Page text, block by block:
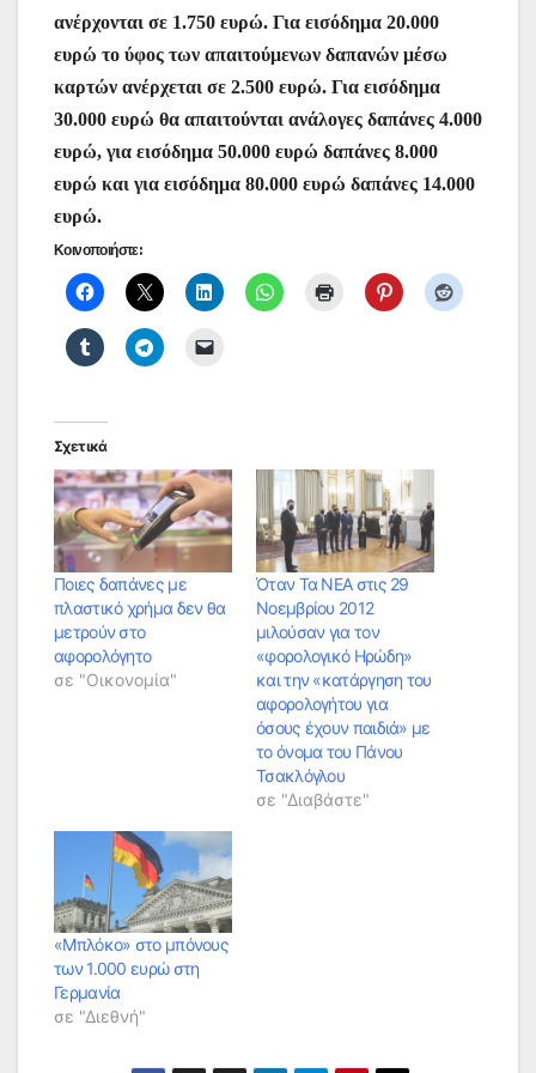
ανέρχονται σε 1.750 ευρώ. Για εισόδημα 20.000
ευρώ το ύφος των απαιτούμενων δαπανών μέσω
καρτών ανέρχεται σε 2.500 ευρώ. Για εισόδημα
30.000 ευρώ θα απαιτούνται ανάλογες δαπάνες 4.000
ευρώ, για εισόδημα 50.000 ευρώ δαπάνες 8.000
ευρώ και για εισόδημα 80.000 ευρώ δαπάνες 14.000
ευρώ.
Κοινοποιήστε:
Σχετικά
Ποιες δαπάνες με
πλαστικό χρήμα δεν θα
μετρούν στο
αφορολόγητο
σε "Οικονομία"
Όταν Τα ΝΕΑ στις 29
Νοεμβρίου 2012
μιλούσαν για τον
«φορολογικό Ηρώδη»
και την «κατάργηση του
αφορολογήτου για
όσους έχουν παιδιά» με
το όνομα του Πάνου
Τσακλόγλου
σε "Διαβάστε"
«Μπλόκο» στο μπόνους
των 1.000 ευρώ στη
Γερμανία
σε "Διεθνή"